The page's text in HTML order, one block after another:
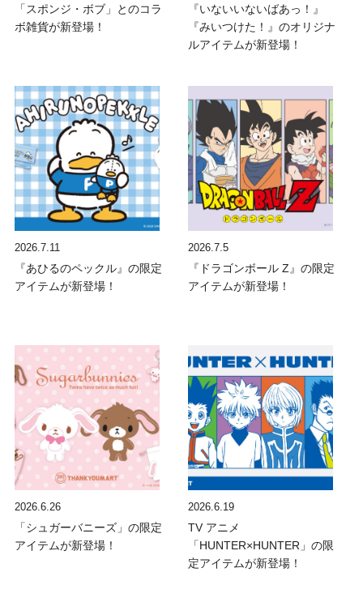
「スポンジ・ボブ」とのコラ
ボ雑貨が新登場！
『いないいないばあっ！』
『みいつけた！』のオリジナ
ルアイテムが新登場！
2026.7.11
『あひるのペックル』の限定
アイテムが新登場！
2026.7.5
『ドラゴンボール Z』の限定
アイテムが新登場！
2026.6.26
「シュガーバニーズ」の限定
アイテムが新登場！
2026.6.19
TV アニメ
「HUNTER×HUNTER」の限
定アイテムが新登場！